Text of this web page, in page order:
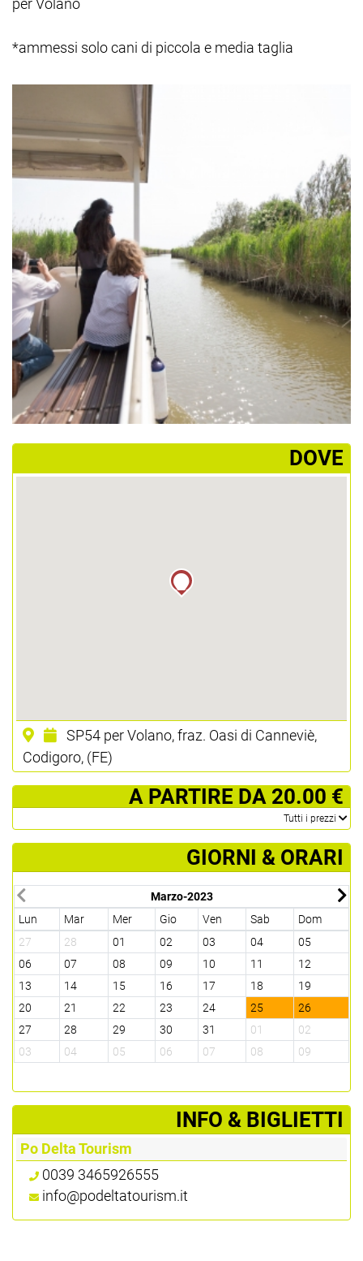
*ammessi solo cani di piccola e media taglia
­DOVE
SP54 per Volano, fraz. Oasi di Canneviè,
Codigoro, (FE)
­ A PARTIRE DA 20.00 €
­Tutti i prezzi
GIORNI & ORARI
Marzo-2023
Lun
Mar Mer Gio Ven Sab
Dom
27
28 01 02 03 04
05
06
07 08 09 10 11
12
13
14 15 16 17 18
19
20
21 22 23 24 25
26
27
28 29 30 31 01
02
03
04 05 06 07 08 09
­INFO & BIGLIETTI
Po Delta Tourism
0039 3465926555
info@podeltatourism.it